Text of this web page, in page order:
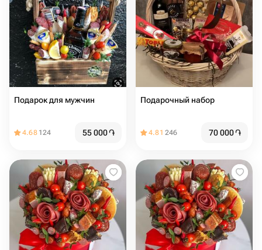
Подарок для мужчин
4.68 124 55 000֏
Подарочный набор
4.81 246 70 000֏